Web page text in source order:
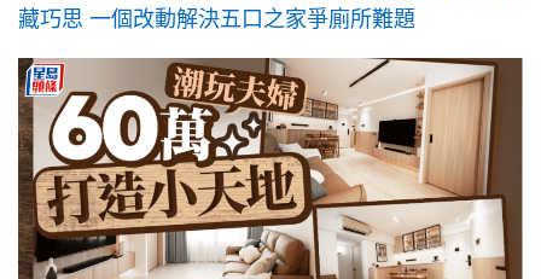
藏巧思 一個改動解決五口之家爭廁所難題